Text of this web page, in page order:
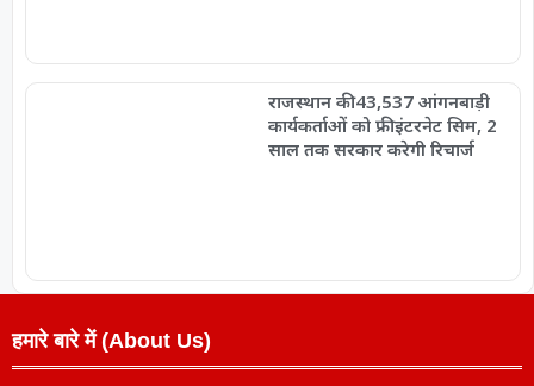
राजस्थान की 43,537 आंगनबाड़ी
कार्यकर्ताओं को फ्री इंटरनेट सिम, 2
साल तक सरकार करेगी रिचार्ज
हमारे बारे में (About Us)